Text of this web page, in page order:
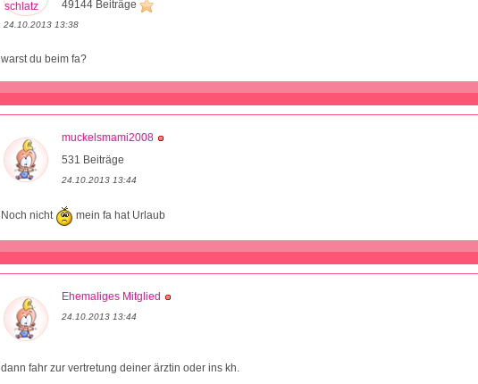
49144 Beiträge
24.10.2013 13:38
warst du beim fa?
muckelsmami2008
531 Beiträge
24.10.2013 13:44
Noch nicht mein fa hat Urlaub
Ehemaliges Mitglied
24.10.2013 13:44
dann fahr zur vertretung deiner ärztin oder ins kh.